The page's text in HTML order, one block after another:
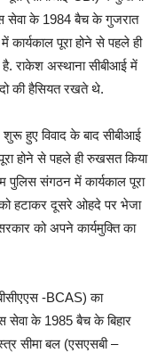
सेवा के 1984 बैच के गुजरात
पूरा होने से पहले ही
है. राकेश अस्थाना सीबीआई में
की हैसियत रखते थे.
हुए विवाद के बाद सीबीआई
होने से पहले ही रुखसत किया
संगठन में कार्यकाल पूरा
को हटाकर दूसरे ओहदे पर भेजा
को अपने कार्यमुक्ति का
-BCAS) का
सेवा के 1985 बैच के बिहार
सीमा बल (एसएसबी –